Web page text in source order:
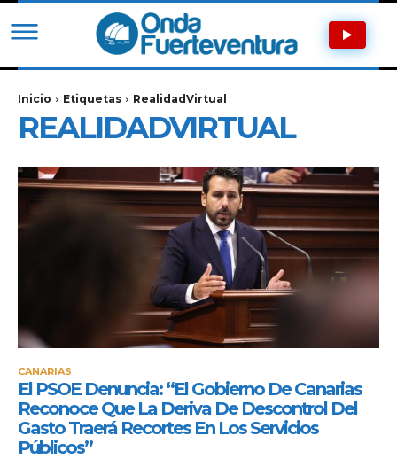
Inicio Etiquetas RealidadVirtual
REALIDADVIRTUAL
CANARIAS
El PSOE Denuncia: “El Gobierno De Canarias
Reconoce Que La Deriva De Descontrol Del
Gasto Traerá Recortes En Los Servicios
Públicos”